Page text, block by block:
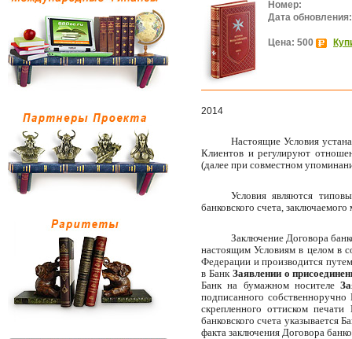
Номер:
Дата обновления:
Цена: 500
2014
Настоящие Условия
Клиентов и регулируют
(далее при совместном
Условия являются
банковского счета,
Заключение Договора
настоящим Условиям в целом в
Федерации и производится
в Банк Заявлении о
Банк на бумажном носителе
подписанного
скрепленного оттиском
банковского счета указывается
факта заключения Договора